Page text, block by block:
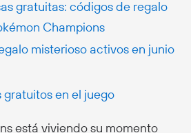
gratuitas: códigos de regalo
Champions
misterioso activos en junio
gratuitos en el juego
está viviendo su momento